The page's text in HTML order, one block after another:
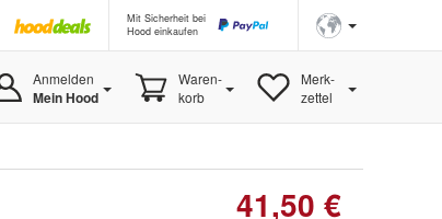
Mit Sicherheit bei
Hood einkaufen
Anmelden
Mein Hood
Waren-
korb
Merk-
zettel
41,50 €